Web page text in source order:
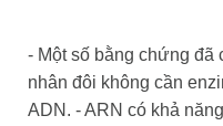
- Một số bằng chứng đã
nhân đôi không cần
ADN. - ARN có khả